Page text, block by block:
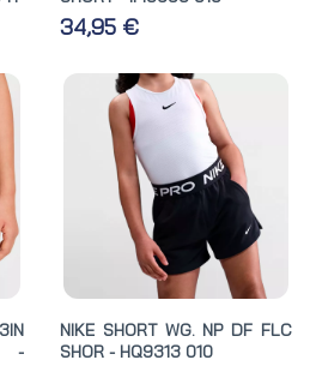
34,95 €
-
NIKE SHORT WG. NP DF FLC
SHOR - HQ9313 010